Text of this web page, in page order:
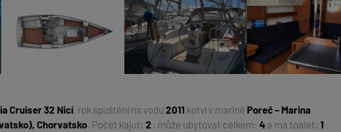
Cruiser 32 Nici, rok spuštění na vodu2011 kotví v marině Poreč – Marina
Chorvatsko . Počet kajut:2 , může ubytovat celkem:4 a má toalet:1